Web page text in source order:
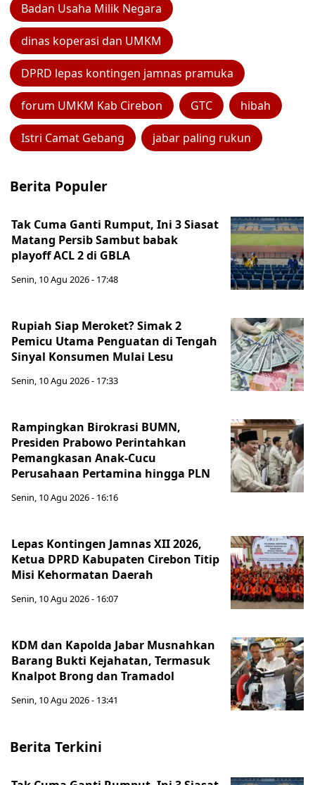
Badan Usaha Milik Negara
dinas koperasi dan UMKM
DPRD lepas kontingen jamnas pramuka
forum UMKM Kab Cirebon GTC hibah
Istri Camat Gebang jabar paling rukun
Berita Populer
Tak Cuma Ganti Rumput, Ini 3 Siasat
Matang Persib Sambut babak
playoff ACL 2 di GBLA
Senin, 10 Agu 2026 - 17:48
Rupiah Siap Meroket? Simak 2
Pemicu Utama Penguatan di Tengah
Sinyal Konsumen Mulai Lesu
Senin, 10 Agu 2026 - 17:33
Rampingkan Birokrasi BUMN,
Presiden Prabowo Perintahkan
Pemangkasan Anak-Cucu
Perusahaan Pertamina hingga PLN
Senin, 10 Agu 2026 - 16:16
Lepas Kontingen Jamnas XII 2026,
Ketua DPRD Kabupaten Cirebon Titip
Misi Kehormatan Daerah
Senin, 10 Agu 2026 - 16:07
KDM dan Kapolda Jabar Musnahkan
Barang Bukti Kejahatan, Termasuk
Knalpot Brong dan Tramadol
Senin, 10 Agu 2026 - 13:41
Berita Terkini